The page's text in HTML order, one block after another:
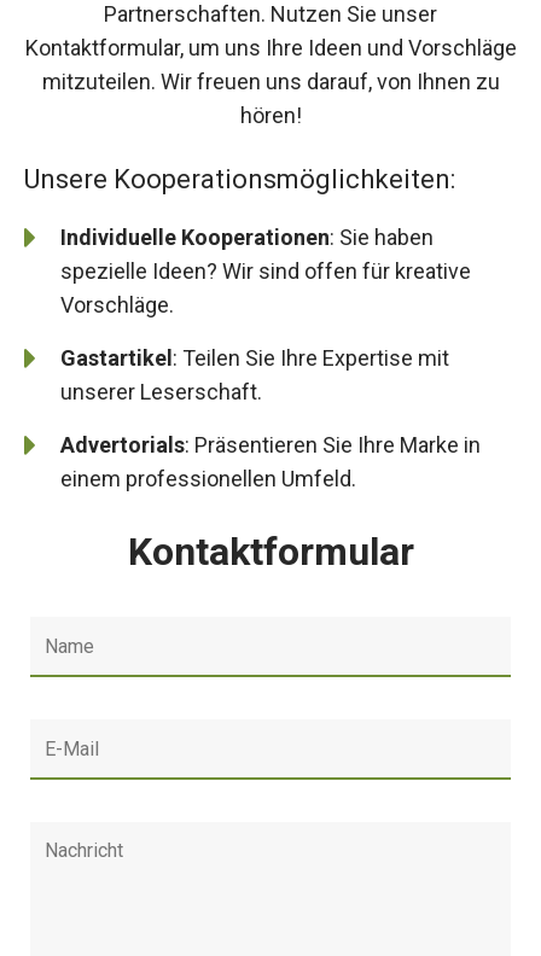
Partnerschaften. Nutzen Sie unser
Kontaktformular, um uns Ihre Ideen und Vorschläge
mitzuteilen. Wir freuen uns darauf, von Ihnen zu
hören!
Unsere Kooperationsmöglichkeiten:
Individuelle Kooperationen: Sie haben
spezielle Ideen? Wir sind offen für kreative
Vorschläge.
Gastartikel : Teilen Sie Ihre Expertise mit
unserer Leserschaft.
Advertorials: Präsentieren Sie Ihre Marke in
einem professionellen Umfeld.
Kontaktformular